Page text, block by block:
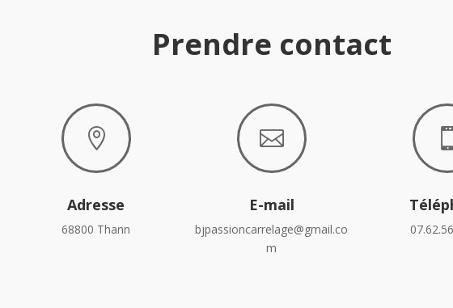
Prendre contact

Adresse
68800 Thann

E-mail
bjpassioncarrelage@gmail.co
m
